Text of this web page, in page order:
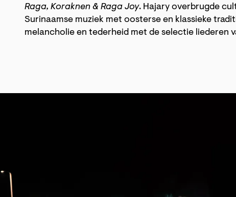
Raga, Koraknen & Raga Joy. Hajary overbrugde
Surinaamse muziek met oosterse en klassieke
melancholie en tederheid met de selectie liederen